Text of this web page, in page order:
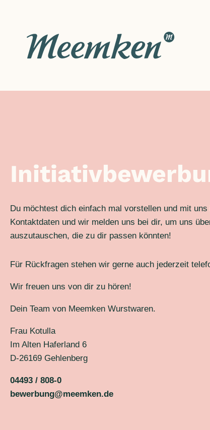
springen
Du möchtest dich einfach mal vorstellen und mit
Kontaktdaten und wir melden uns bei dir, um uns
auszutauschen, die zu dir passen könnten!
Für Rückfragen stehen wir gerne auch jederzeit
Wir freuen uns von dir zu hören!
Dein Team von Meemken Wurstwaren.
Frau Kotulla
Im Alten Haferland 6
D-26169 Gehlenberg
04493 / 808-0
bewerbung@meemken.de